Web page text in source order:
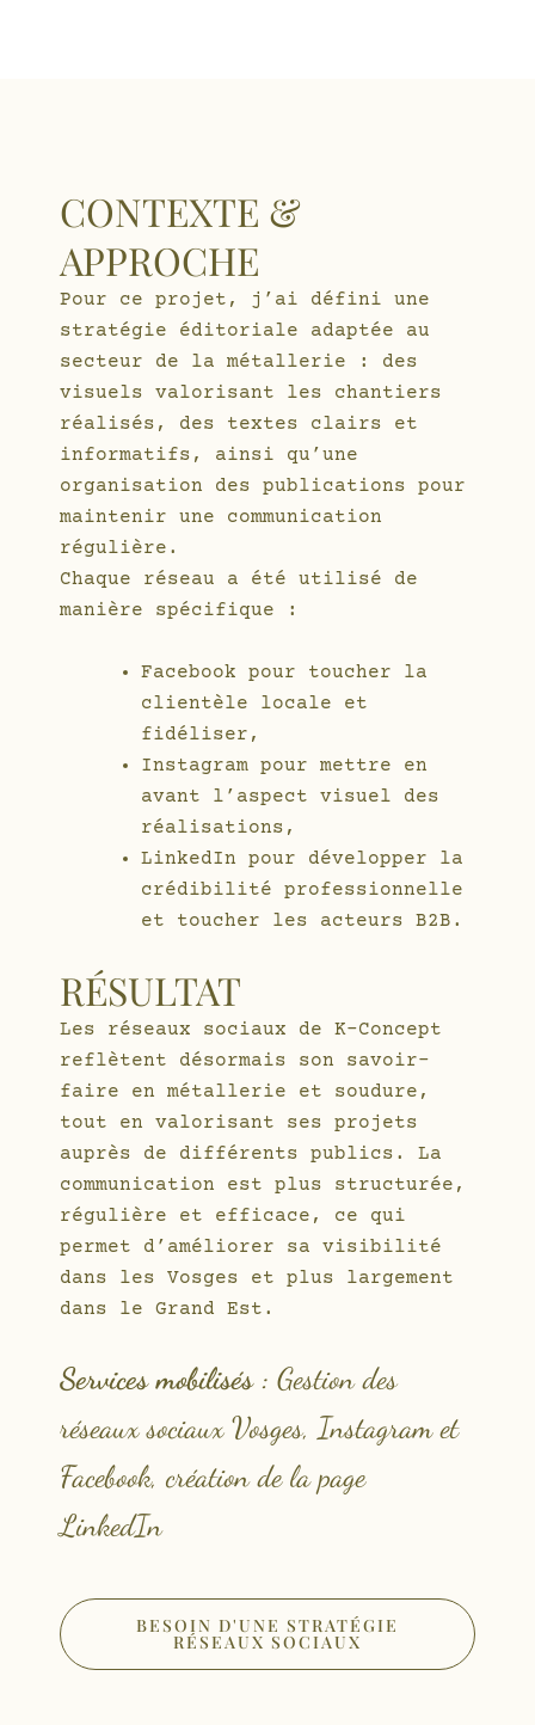
CONTEXTE &
APPROCHE
Pour ce projet, j’ai défini une
stratégie éditoriale adaptée au
secteur de la métallerie : des
visuels valorisant les chantiers
réalisés, des textes clairs et
informatifs, ainsi qu’une
organisation des publications pour
maintenir une communication
régulière.
Chaque réseau a été utilisé de
manière spécifique :
Facebook pour toucher la
clientèle locale et
fidéliser,
Instagram pour mettre en
avant l’aspect visuel des
réalisations,
LinkedIn pour développer la
crédibilité professionnelle
et toucher les acteurs B2B.
RÉSULTAT
Les réseaux sociaux de K-Concept
reflètent désormais son savoir-
faire en métallerie et soudure,
tout en valorisant ses projets
auprès de différents publics. La
communication est plus structurée,
régulière et efficace, ce qui
permet d’améliorer sa visibilité
dans les Vosges et plus largement
dans le Grand Est.
Services mobilisés : Gestion des
réseaux sociaux Vosges, Instagram et
Facebook, création de la page
LinkedIn
BESOIN D'UNE STRATÉGIE
RÉSEAUX SOCIAUX